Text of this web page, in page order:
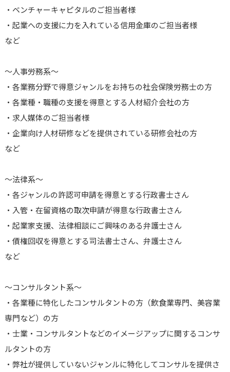
・ベンチャーキャピタルのご担当者様
・起業への支援に力を入れている信用金庫のご担当者様
など
～人事労務系～
・各業務分野で得意ジャンルをお持ちの社会保険労務士の方
・各業種・職種の支援を得意とする人材紹介会社の方
・求人媒体のご担当者様
・企業向け人材研修などを提供されている研修会社の方
など
～法律系～
・各ジャンルの許認可申請を得意とする行政書士さん
・入管・在留資格の取次申請が得意な行政書士さん
・起業家支援、法律相談にご興味のある弁護士さん
・債権回収を得意とする司法書士さん、弁護士さん
など
～コンサルタント系～
・各業種に特化したコンサルタントの方（飲食業専門、美容業
専門など）の方
・士業・コンサルタントなどのイメージアップに関するコンサ
ルタントの方
・弊社が提供していないジャンルに特化してコンサルを提供さ